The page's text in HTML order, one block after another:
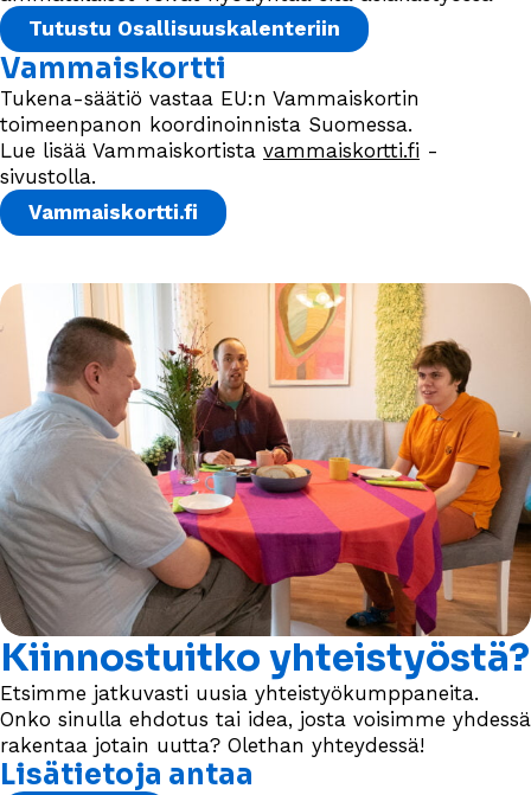
Tutustu Osallisuuskalenteriin
Vammaiskortti
Tukena-säätiö vastaa EU:n Vammaiskortin
toimeenpanon koordinoinnista Suomessa.
Lue lisää Vammaiskortista vammaiskortti.fi -
sivustolla.
Vammaiskortti.fi
Kiinnostuitko yhteistyöstä?
Etsimme jatkuvasti uusia yhteistyökumppaneita.
Onko sinulla ehdotus tai idea, josta voisimme yhdessä
rakentaa jotain uutta? Olethan yhteydessä!
Lisätietoja antaa